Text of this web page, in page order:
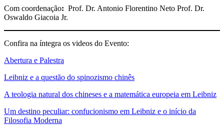
Com coordenação: Prof. Dr. Antonio Florentino Neto Prof. Dr.
Oswaldo Giacoia Jr.
Confira na íntegra os videos do Evento:
Abertura e Palestra
Leibniz e a questão do spinozismo chinês
A teologia natural dos chineses e a matemática europeia em Leibniz
Um destino peculiar: confucionismo em Leibniz e o início da
Filosofia Moderna